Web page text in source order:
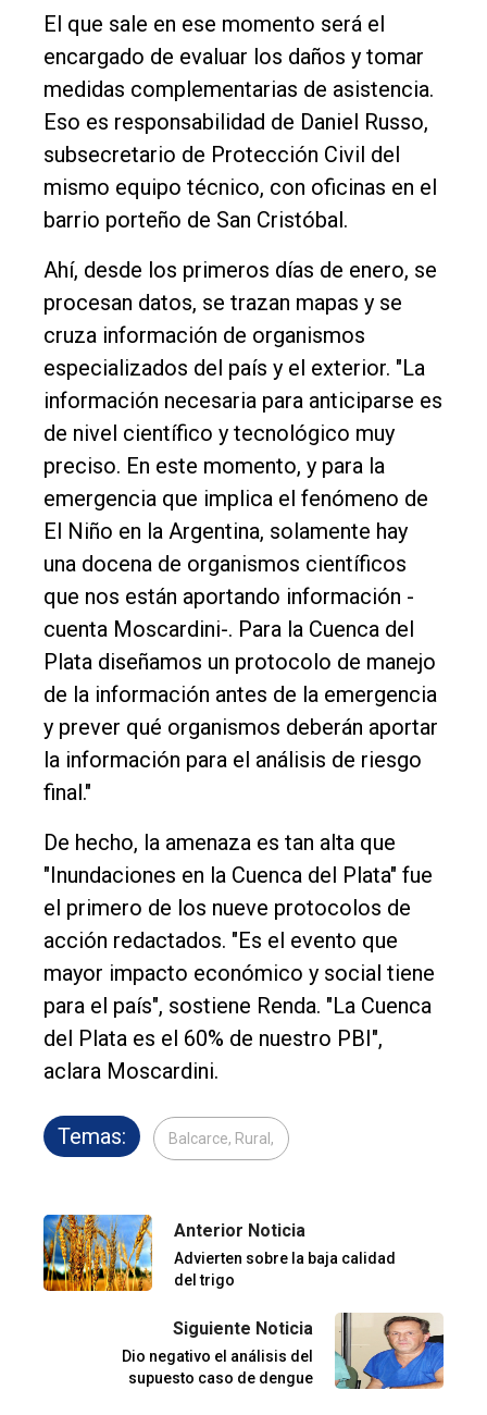
El que sale en ese momento será el
encargado de evaluar los daños y tomar
medidas complementarias de asistencia.
Eso es responsabilidad de Daniel Russo,
subsecretario de Protección Civil del
mismo equipo técnico, con oficinas en el
barrio porteño de San Cristóbal.
Ahí, desde los primeros días de enero, se
procesan datos, se trazan mapas y se
cruza información de organismos
especializados del país y el exterior. "La
información necesaria para anticiparse es
de nivel científico y tecnológico muy
preciso. En este momento, y para la
emergencia que implica el fenómeno de
El Niño en la Argentina, solamente hay
una docena de organismos científicos
que nos están aportando información -
cuenta Moscardini-. Para la Cuenca del
Plata diseñamos un protocolo de manejo
de la información antes de la emergencia
y prever qué organismos deberán aportar
la información para el análisis de riesgo
final."
De hecho, la amenaza es tan alta que
"Inundaciones en la Cuenca del Plata" fue
el primero de los nueve protocolos de
acción redactados. "Es el evento que
mayor impacto económico y social tiene
para el país", sostiene Renda. "La Cuenca
del Plata es el 60% de nuestro PBI",
aclara Moscardini.
Temas: Balcarce, Rural,
Anterior Noticia
Advierten sobre la baja calidad
del trigo
Siguiente Noticia
Dio negativo el análisis del
supuesto caso de dengue